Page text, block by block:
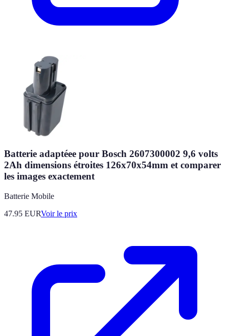
Batterie adaptéee pour Bosch 2607300002 9,6 volts
2Ah dimensions étroites 126x70x54mm et comparer
les images exactement
Batterie Mobile
47.95 EURVoir le prix